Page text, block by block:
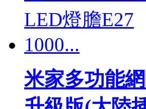
米家多功能